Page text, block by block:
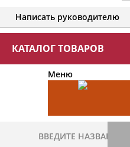
Написать руководителю
КАТАЛОГ ТОВАРОВ
Меню